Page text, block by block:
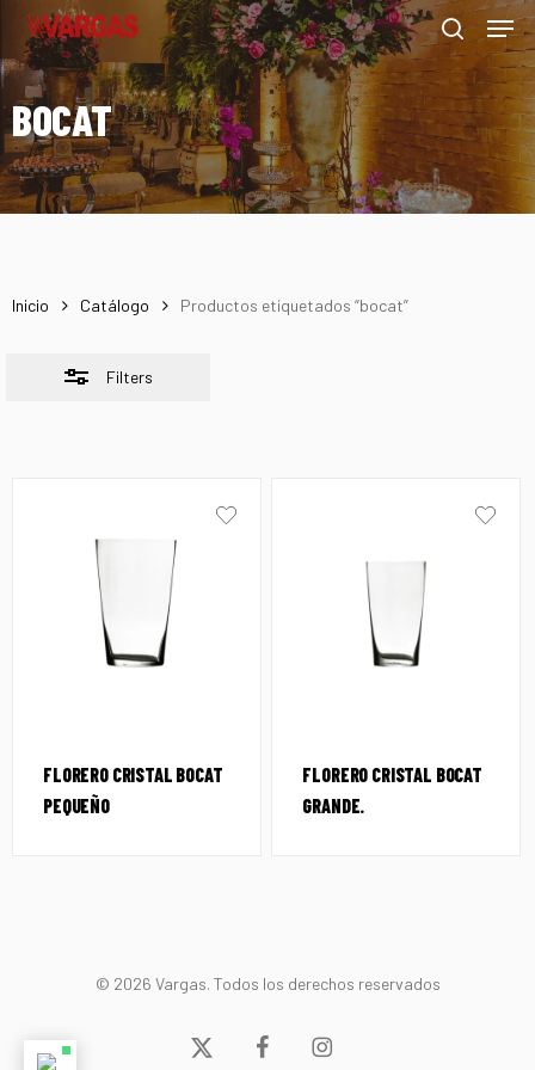
Skip
main
content
search
Menu
BOCAT
Inicio Catálogo Productos etiquetados “bocat”
Filters
Close
Filters
FLORERO CRISTAL BOCAT
PEQUEÑO
FLORERO CRISTAL BOCAT
GRANDE.
© 2026 Vargas. Todos los derechos reservados
x-
facebookinstagram
Menu